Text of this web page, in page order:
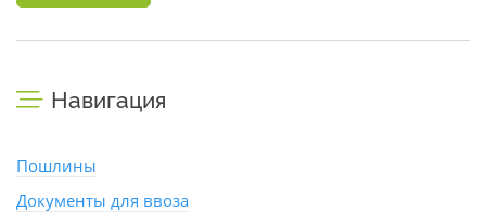
Навигация
Пошлины
Документы для ввоза